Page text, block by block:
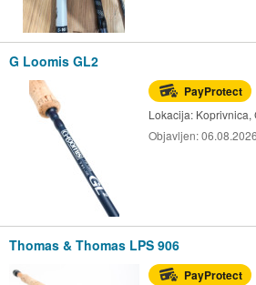
G Loomis GL2
PayProtect
Lokacija: Koprivnica,
Objavljen:
Thomas & Thomas LPS 906
PayProtect